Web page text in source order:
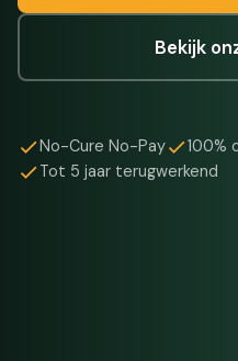
Bekijk
No-Cure No-Pay
100%
Tot 5 jaar terugwerkend